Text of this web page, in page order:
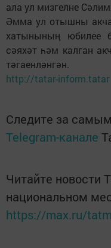
ала ул мизгелне
Әмма ул отышны
хатынының юбилее
сәяхәт һәм калган
тәгаенләнгән.
http://tatar-inform.tatar
Следите за
Telegram-канале
Читайте новости
национальном
https://max.ru/